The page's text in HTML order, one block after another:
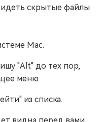
скрытые файлы
Mac.
"Alt" до тех пор,
меню.
из списка.
видна перед вами.